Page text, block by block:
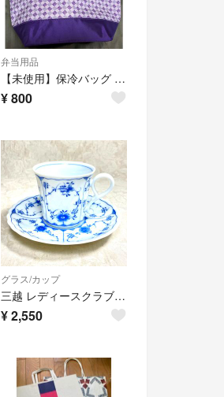
弁当用品
【未使用】保冷バッグ - 三越
¥800
グラス/カップ
三越 レディースクラブ カップ＆ソーサ ブルー＆ホワイト 花柄 青花模様
¥2,550